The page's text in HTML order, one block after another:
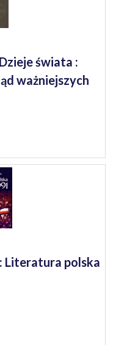
świata :
ważniejszych
Literatura polska